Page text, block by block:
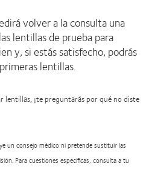
volver a la consulta una
lentillas de prueba para
y, si estás satisfecho, podrás
lentillas.
lentillas, ¡te preguntarás por qué no diste
un consejo médico ni pretende sustituir las
Para cuestiones específicas, consulta a tu